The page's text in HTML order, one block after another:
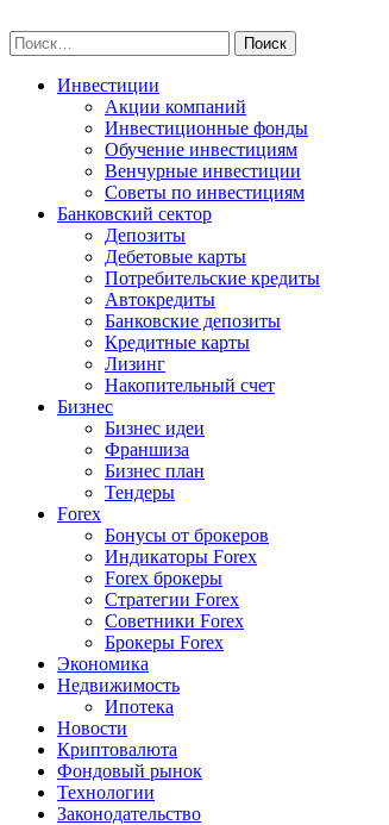
to
content
Найти:
Инвестиции
Акции компаний
Инвестиционные фонды
Обучение инвестициям
Венчурные инвестиции
Советы по инвестициям
Банковский сектор
Депозиты
Дебетовые карты
Потребительские кредиты
Автокредиты
Банковские депозиты
Кредитные карты
Лизинг
Накопительный счет
Бизнес
Бизнес идеи
Франшиза
Бизнес план
Тендеры
Forex
Бонусы от брокеров
Индикаторы Forex
Forex брокеры
Стратегии Forex
Советники Forex
Брокеры Forex
Экономика
Недвижимость
Ипотека
Новости
Криптовалюта
Фондовый рынок
Технологии
Законодательство